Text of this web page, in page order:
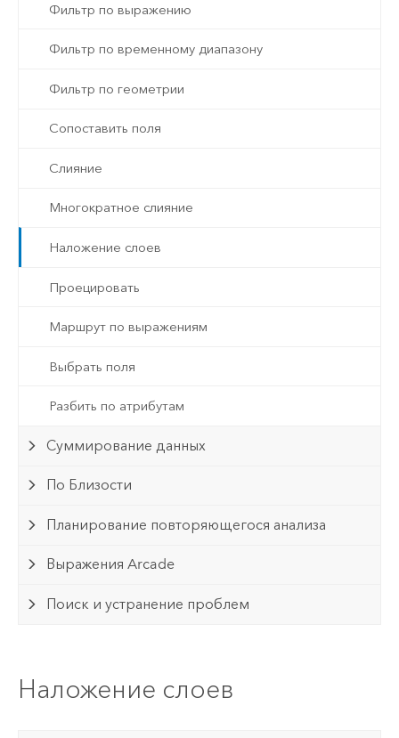
Фильтр по выражению
Фильтр по временному диапазону
Фильтр по геометрии
Сопоставить поля
Слияние
Многократное слияние
Наложение слоев
Проецировать
Маршрут по выражениям
Выбрать поля
Разбить по атрибутам
Суммирование данных
По Близости
Планирование повторяющегося анализа
Выражения Arcade
Поиск и устранение проблем
Наложение слоев